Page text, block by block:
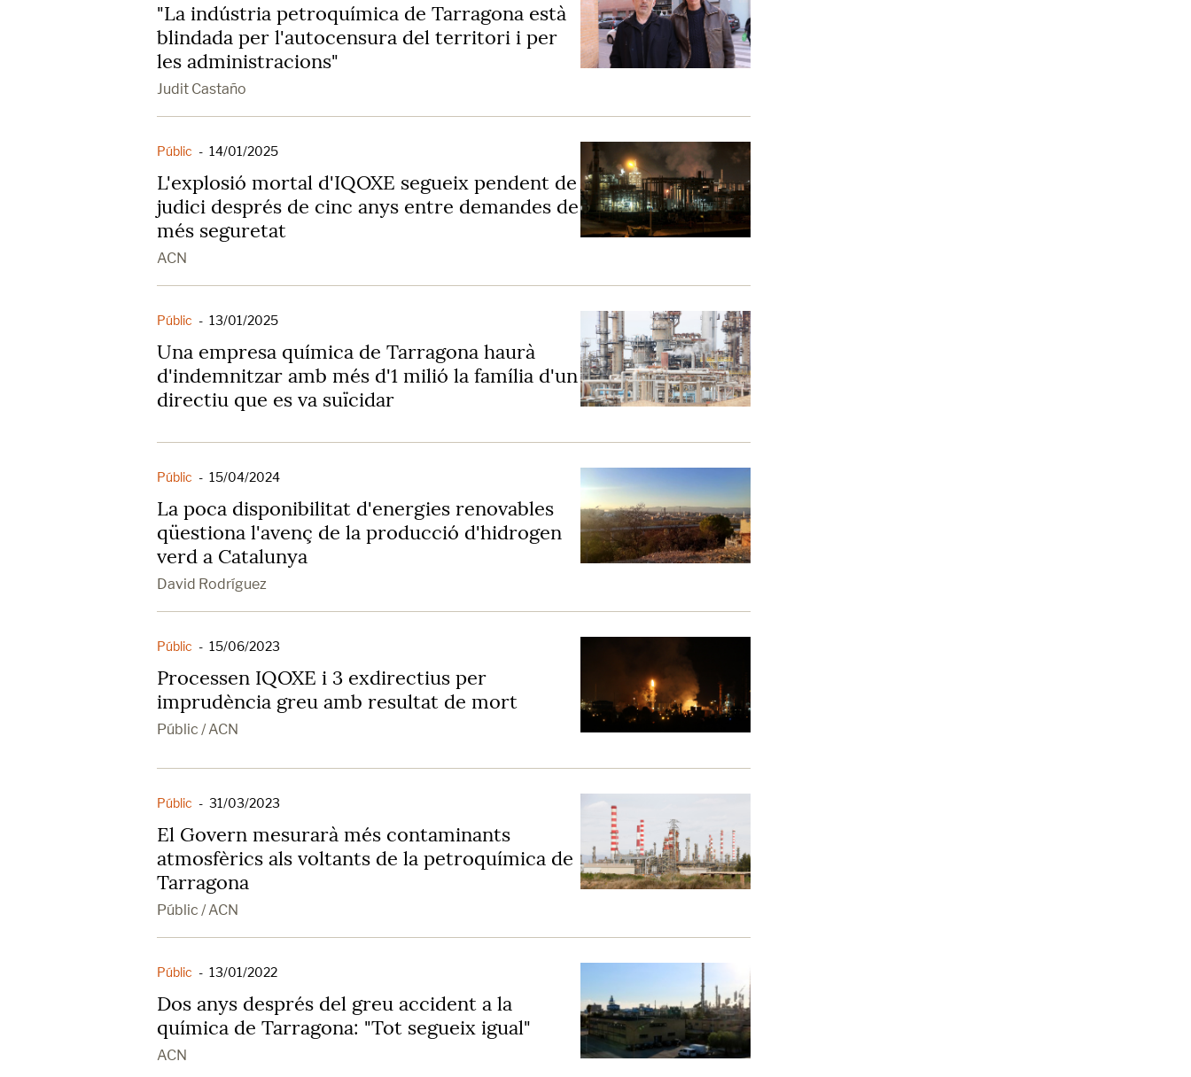
"La indústria petroquímica de Tarragona està
blindada per l'autocensura del territori i per
les administracions"
Judit Castaño
Públic - 14/01/2025
L'explosió mortal d'IQOXE segueix pendent de
judici després de cinc anys entre demandes de
més seguretat
ACN
Públic - 13/01/2025
Una empresa química de Tarragona haurà
d'indemnitzar amb més d'1 milió la família d'un
directiu que es va suïcidar
Públic - 15/04/2024
La poca disponibilitat d'energies renovables
qüestiona l'avenç de la producció d'hidrogen
verd a Catalunya
David Rodríguez
Públic - 15/06/2023
Processen IQOXE i 3 exdirectius per
imprudència greu amb resultat de mort
Públic / ACN
Públic - 31/03/2023
El Govern mesurarà més contaminants
atmosfèrics als voltants de la petroquímica de
Tarragona
Públic / ACN
Públic - 13/01/2022
Dos anys després del greu accident a la
química de Tarragona: "Tot segueix igual"
ACN